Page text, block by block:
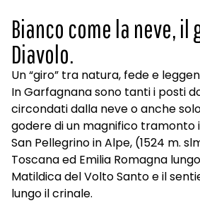
Bianco come la neve, il
Diavolo.
Un “giro” tra natura, fede e
In Garfagnana sono tanti i posti
circondati dalla neve o anche
godere di un magnifico tramonto
San Pellegrino in Alpe, (1524 m.
Toscana ed Emilia Romagna
Matildica del Volto Santo e il
lungo il crinale.